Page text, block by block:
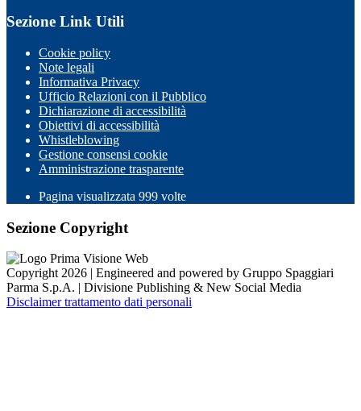
Sezione Link Utili
Cookie policy
Note legali
Informativa Privacy
Ufficio Relazioni con il Pubblico
Dichiarazione di accessibilità
Obiettivi di accessibilità
Whistleblowing
Gestione consensi cookie
Amministrazione trasparente
Pagina visualizzata 999 volte
Sezione Copyright
Copyright 2026 | Engineered and powered by Gruppo Spaggiari
Parma S.p.A. | Divisione Publishing & New Social Media
Disclaimer trattamento dati personali